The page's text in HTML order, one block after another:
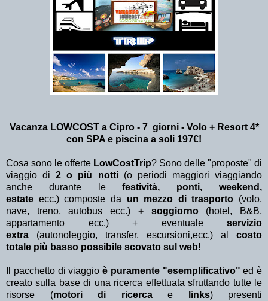
Vacanza LOWCOST a Cipro - 7 giorni - Volo + Resort 4*
con SPA e piscina a soli 197€!
Cosa sono le offerte LowCostTrip? Sono delle "proposte" di
viaggio di2 o più notti (o periodi maggiori viaggiando
anche durante lefestività, ponti, weekend,
estate ecc.) composte da un mezzo di trasporto (volo,
nave, treno, autobus ecc.) + soggiorno(hotel, B&B,
appartamento ecc.) + eventuale servizio
extra (autonoleggio, transfer, escursioni,ecc.) al costo
totale più basso possibile scovato sul web!
Il pacchetto di viaggio è puramente "esemplificativo" ed è
creato sulla base di una ricerca effettuata sfruttando tutte le
risorse (motori di ricerca e links) presenti